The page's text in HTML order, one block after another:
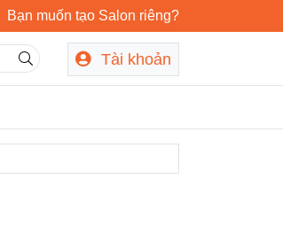
Bạn muốn tạo Salon riêng?
Tài khoản